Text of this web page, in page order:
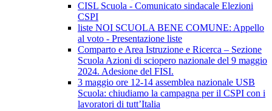
CISL Scuola - Comunicato sindacale Elezioni
CSPI
liste NOI SCUOLA BENE COMUNE: Appello
al voto - Presentazione liste
Comparto e Area Istruzione e Ricerca – Sezione
Scuola Azioni di sciopero nazionale del 9 maggio
2024. Adesione del FISI.
3 maggio ore 12-14 assemblea nazionale USB
Scuola: chiudiamo la campagna per il CSPI con i
lavoratori di tutt’Italia